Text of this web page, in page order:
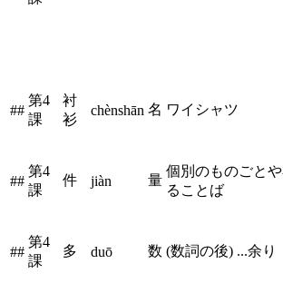
##
第4
課
衬
衫
chènshān 名 ワイシャツ
##
第4
課
件 jiàn 量
個別のものごと
ることば
##
第4
課
多 duō 数 (数詞の後) ...余り